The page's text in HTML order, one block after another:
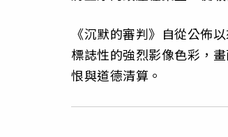
《沉默的審判》自從公佈
標誌性的強烈影像色彩，
恨與道德清算。